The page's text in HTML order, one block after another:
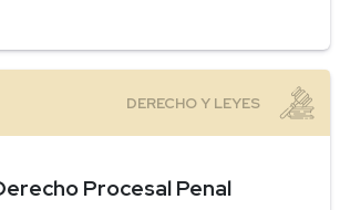
Procesal Penal